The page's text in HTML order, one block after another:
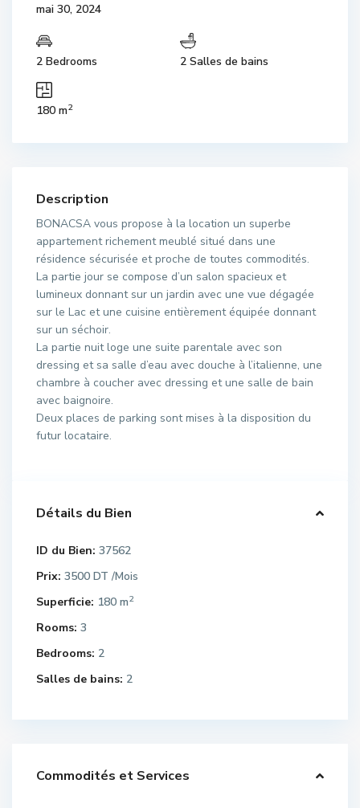
mai 30, 2024
2 Bedrooms 2 Salles de bains
180 m2
Description
BONACSA vous propose à la location un superbe
appartement richement meublé situé dans une
résidence sécurisée et proche de toutes commodités.
La partie jour se compose d’un salon spacieux et
lumineux donnant sur un jardin avec une vue dégagée
sur le Lac et une cuisine entièrement équipée donnant
sur un séchoir.
La partie nuit loge une suite parentale avec son
dressing et sa salle d’eau avec douche à l’italienne, une
chambre à coucher avec dressing et une salle de bain
avec baignoire.
Deux places de parking sont mises à la disposition du
futur locataire.
Détails du Bien
ID du Bien: 37562
Prix: 3500 DT /Mois
Superficie: 180 m2
Rooms: 3
Bedrooms: 2
Salles de bains: 2
Commodités et Services